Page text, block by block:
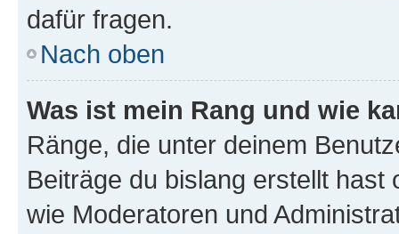
dafür fragen.
Nach oben
Was ist mein Rang und wie
Ränge, die unter deinem
Beiträge du bislang erstellt
wie Moderatoren und